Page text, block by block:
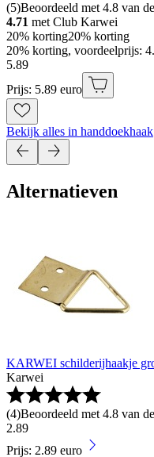
(5)Beoordeeld met 4.8 van
4.71 met Club Karwei
20% korting20% korting
20% korting, voordeelprijs:
5.89
Prijs: 5.89 euro
Bekijk alles in handdoekhaak
Alternatieven
KARWEI schilderijhaakje
Karwei
(4)Beoordeeld met 4.8 van
2.89
Prijs: 2.89 euro